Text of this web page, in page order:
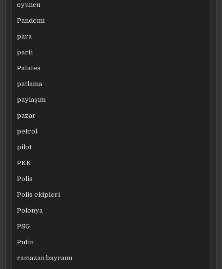
oyuncu
Pandemi
para
parti
Patates
patlama
paylaşım
pazar
petrol
pilot
PKK
Polis
Polis ekipleri
Polonya
PSG
Putin
ramazan bayramı